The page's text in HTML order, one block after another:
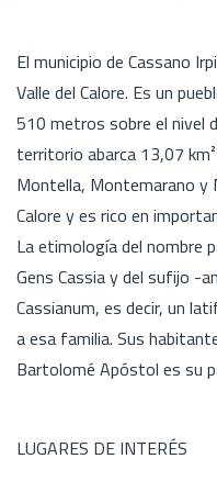
El municipio de Cassano
Valle del Calore. Es un
510 metros sobre el nivel
territorio abarca 13,07
Montella, Montemarano y
Calore y es rico en
La etimología del nombre
Gens Cassia y del sufijo -
Cassianum, es decir, un
a esa familia. Sus
Bartolomé Apóstol es su
LUGARES DE INTERÉS